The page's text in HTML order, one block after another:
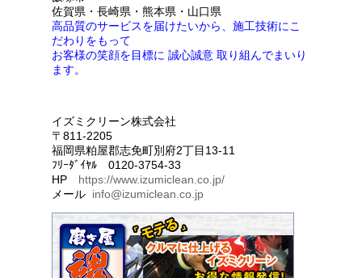
佐賀県・長崎県・熊本県・山口県
高品質のサービスを届けたいから、施工技術にこ
だわりをもって
お客様の笑顔を目標に 誠心誠意 取り組んでまいり
ます。
イズミクリーン株式会社
〒811-2205
福岡県粕屋郡志免町別府2丁目13-11
ﾌﾘｰﾀﾞｲﾔﾙ 0120-3754-33
HP https://www.izumiclean.co.jp/
メール info@izumiclean.co.jp